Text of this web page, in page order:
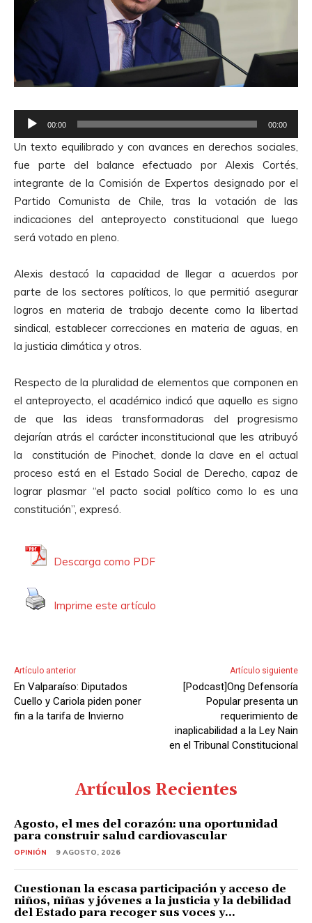
e
p
r
o
d
u
c
o
r
d
e
A
d
i
o
00:00 00:00
Un texto equilibrado y con avances en derechos sociales,
fue parte del balance efectuado por Alexis Cortés,
integrante de la Comisión de Expertos designado por el
Partido Comunista de Chile, tras la votación de las
indicaciones del anteproyecto constitucional que luego
será votado en pleno.
Alexis destacó la capacidad de llegar a acuerdos por
parte de los sectores políticos, lo que permitió asegurar
logros en materia de trabajo decente como la libertad
sindical, establecer correcciones en materia de aguas, en
la justicia climática y otros.
Respecto de la pluralidad de elementos que componen en
el anteproyecto, el académico indicó que aquello es signo
de que las ideas transformadoras del progresismo
dejarían atrás el carácter inconstitucional que les atribuyó
la constitución de Pinochet, donde la clave en el actual
proceso está en el Estado Social de Derecho, capaz de
lograr plasmar “el pacto social político como lo es una
constitución”, expresó.
Descarga como PDF
Imprime este artículo
Artículo anterior
En Valparaíso: Diputados
Cuello y Cariola piden poner
fin a la tarifa de Invierno
Artículo siguiente
[Podcast]Ong Defensoría
Popular presenta un
requerimiento de
inaplicabilidad a la Ley Nain
en el Tribunal Constitucional
Artículos Recientes
Agosto, el mes del corazón: una oportunidad
para construir salud cardiovascular
OPINIÓN 9 AGOSTO, 2026
Cuestionan la escasa participación y acceso de
niños, niñas y jóvenes a la justicia y la debilidad
del Estado para recoger sus voces y...